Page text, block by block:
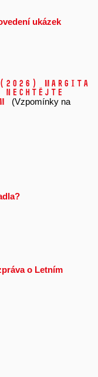
ukázek
(2026)
Margita
Nechtějte
(Vzpomínky na
o Letním